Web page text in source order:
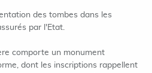
des tombes dans les
par l'Etat.
comporte un monument
dont les inscriptions rappellent